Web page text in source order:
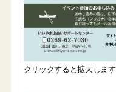
クリックすると拡大します